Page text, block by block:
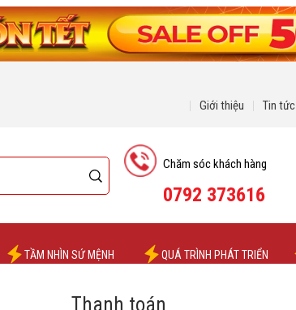
Giới thiệu Tin tức
Chăm sóc khách hàng
0792 373616
TẦM NHÌN SỨ MỆNH QUÁ TRÌNH PHÁT TRIỂN
Thanh toán